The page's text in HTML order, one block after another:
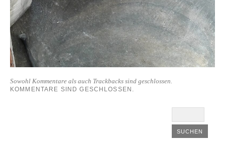
Sowohl Kommentare als auch Trackbacks sind geschlossen.
KOMMENTARE SIND GESCHLOSSEN.